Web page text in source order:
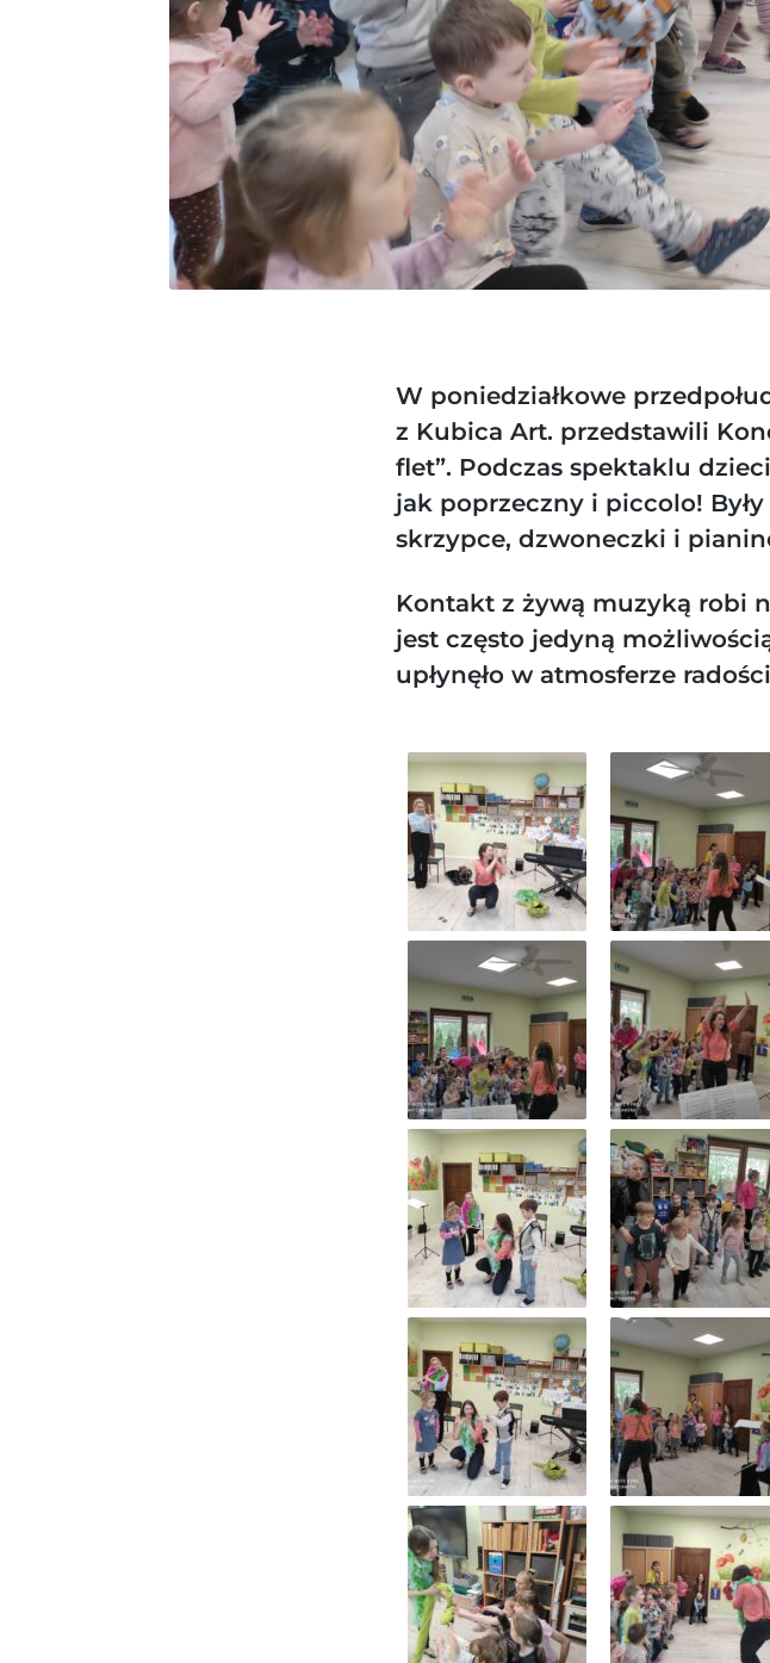
W poniedziałkowe
z Kubica Art. przedstawili
flet”. Podczas spektaklu
jak poprzeczny i piccolo!
skrzypce, dzwoneczki i
Kontakt z żywą muzyką robi
jest często jedyną
upłynęło w atmosferze